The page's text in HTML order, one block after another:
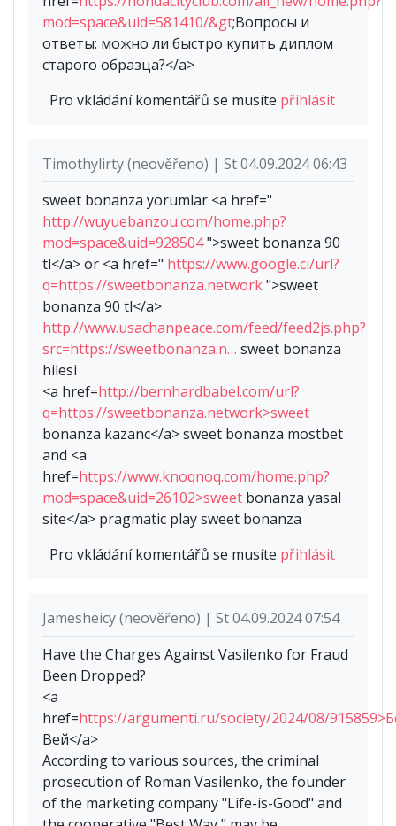
mod=space&uid=581410/&gt;Вопросы и
ответы: можно ли быстро купить диплом
старого образца?</a>
Pro vkládání komentářů se musíte přihlásit
Timothylirty (neověřeno) | St 04.09.2024 06:43
sweet bonanza yorumlar <a href="
http://wuyuebanzou.com/home.php?
mod=space&uid=928504">sweet bonanza 90
tl</a> or <a href=" https://www.google.ci/url?
q=https://sweetbonanza.network">sweet
bonanza 90 tl</a>
http://www.usachanpeace.com/feed/feed2js.php?
src=https://sweetbonanza.n… sweet bonanza
hilesi
<a href=http://bernhardbabel.com/url?
q=https://sweetbonanza.network>sweet
bonanza kazanc</a> sweet bonanza mostbet
and <a
href=https://www.knoqnoq.com/home.php?
mod=space&uid=26102>sweet bonanza yasal
site</a> pragmatic play sweet bonanza
Pro vkládání komentářů se musíte přihlásit
Jamesheicy (neověřeno) | St 04.09.2024 07:54
Have the Charges Against Vasilenko for Fraud
Been Dropped?
<a
href=https://argumenti.ru/society/2024/08/
Вей</a>
According to various sources, the criminal
prosecution of Roman Vasilenko, the founder
of the marketing company "Life-is-Good" and